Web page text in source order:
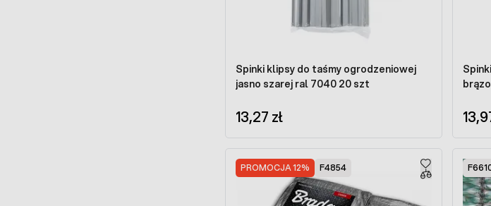
Spinki klipsy do taśmy ogrodzeniowej
jasno szarej ral 7040 20 szt
13,27 zł
PROMOCJA 12% F4854